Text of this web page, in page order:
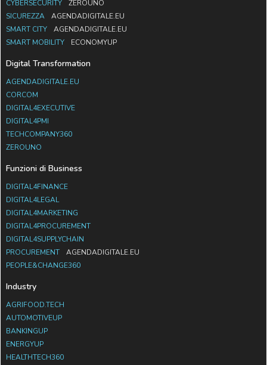
CYBERSECURITY
ZEROUNO
SICUREZZA
AGENDADIGITALE.EU
SMART CITY
AGENDADIGITALE.EU
SMART MOBILITY
ECONOMYUP
Digital Transformation
AGENDADIGITALE.EU
CORCOM
DIGITAL4EXECUTIVE
DIGITAL4PMI
TECHCOMPANY360
ZEROUNO
Funzioni di Business
DIGITAL4FINANCE
DIGITAL4LEGAL
DIGITAL4MARKETING
DIGITAL4PROCUREMENT
DIGITAL4SUPPLYCHAIN
PROCUREMENT
AGENDADIGITALE.EU
PEOPLE&CHANGE360
Industry
AGRIFOOD.TECH
AUTOMOTIVEUP
BANKINGUP
ENERGYUP
HEALTHTECH360